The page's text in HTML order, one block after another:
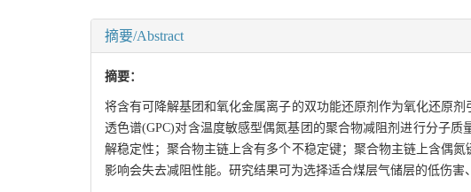
摘要/Abstract
摘要：
将含有可降解基团和氧化金属离子的双功能还原剂作为氧化还原
透色谱(GPC)对含温度敏感型偶氮基团的聚合物减阻剂进行分子
解稳定性；聚合物主链上含有多个不稳定键；聚合物主链上含偶
影响会失去减阻性能。研究结果可为选择适合煤层气储层的低伤害